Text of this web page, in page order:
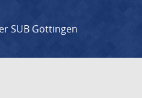
SUB Göttingen